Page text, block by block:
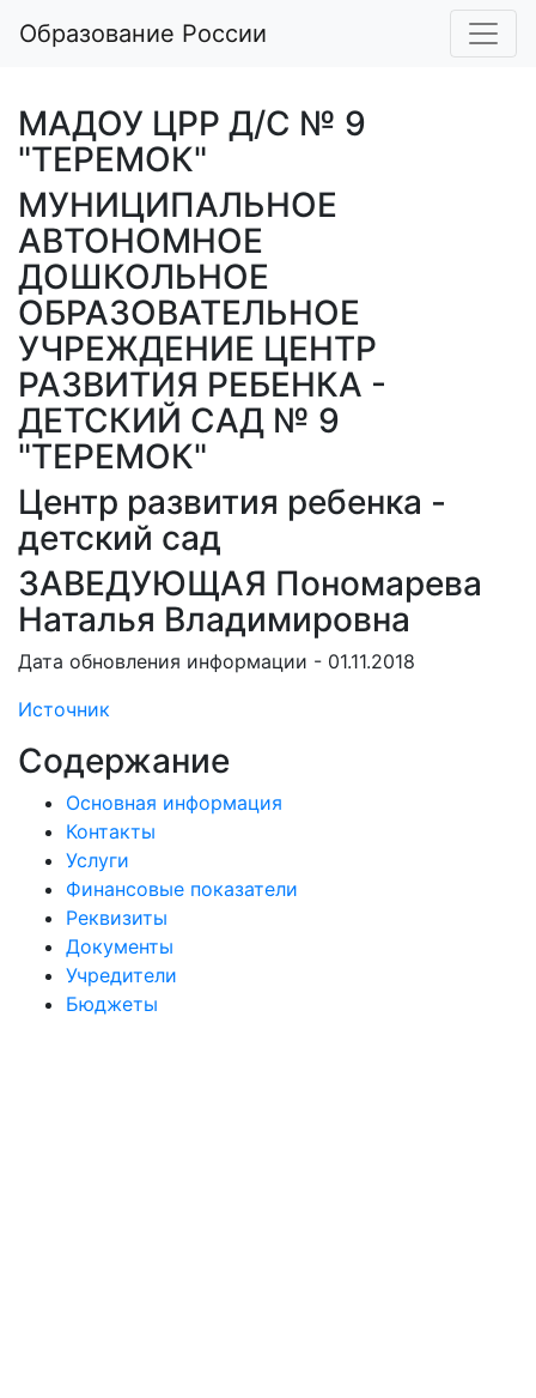
Образование России
МАДОУ ЦРР Д/С № 9
"ТЕРЕМОК"
МУНИЦИПАЛЬНОЕ
АВТОНОМНОЕ
ДОШКОЛЬНОЕ
ОБРАЗОВАТЕЛЬНОЕ
УЧРЕЖДЕНИЕ ЦЕНТР
РАЗВИТИЯ РЕБЕНКА -
ДЕТСКИЙ САД № 9
"ТЕРЕМОК"
Центр развития ребенка -
детский сад
ЗАВЕДУЮЩАЯ Пономарева
Наталья Владимировна
Дата обновления информации - 01.11.2018
Источник
Содержание
Основная информация
Контакты
Услуги
Финансовые показатели
Реквизиты
Документы
Учредители
Бюджеты